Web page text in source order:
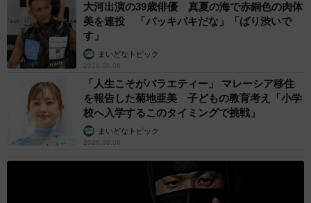
大河出演の39歳俳優 真夏の海で赤銅色の肉体
美を連投 「バッキバキだな」「ばり渋いで
す」
まいどなトピック
2026.08.06
「人生こそがバラエティー」 マレーシア移住
を報告した菊地亜美 子どもの教育考え「小学
校へ入学するこのタイミングで挑戦」
まいどなトピック
2026.08.06